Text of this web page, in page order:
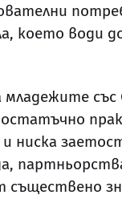
което води
ниска